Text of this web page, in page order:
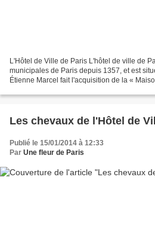
L'Hôtel de Ville de Paris L'hôtel de ville de
municipales de Paris depuis 1357, et est
Étienne Marcel fait l'acquisition de la «
Les chevaux de l'Hôtel de
Publié le 15/01/2014 à 12:33
Par Une fleur de Paris